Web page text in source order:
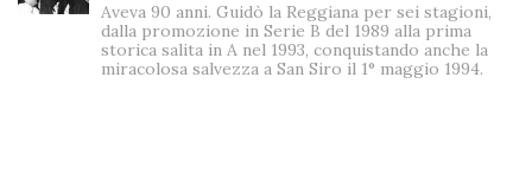
Aveva 90 anni. Guidò la Reggiana per sei stagioni,
dalla promozione in Serie B del 1989 alla prima
storica salita in A nel 1993, conquistando anche la
miracolosa salvezza a San Siro il 1° maggio 1994.